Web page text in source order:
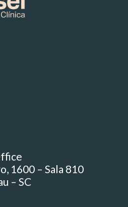
1600 – Sala 810
– SC